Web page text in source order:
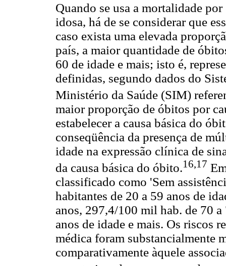
Quando se usa a mortalidade
idosa, há de se considerar que
caso exista uma elevada
país, a maior quantidade de
60 de idade e mais; isto é,
definidas, segundo dados do
Ministério da Saúde (SIM)
maior proporção de óbitos por
estabelecer a causa básica do
conseqüência da presença de
idade na expressão clínica de
da causa básica do óbito.16,17
classificado como 'Sem
habitantes de 20 a 59 anos de
anos, 297,4/100 mil hab. de 70
anos de idade e mais. Os riscos
médica foram substancialmente
comparativamente àquele